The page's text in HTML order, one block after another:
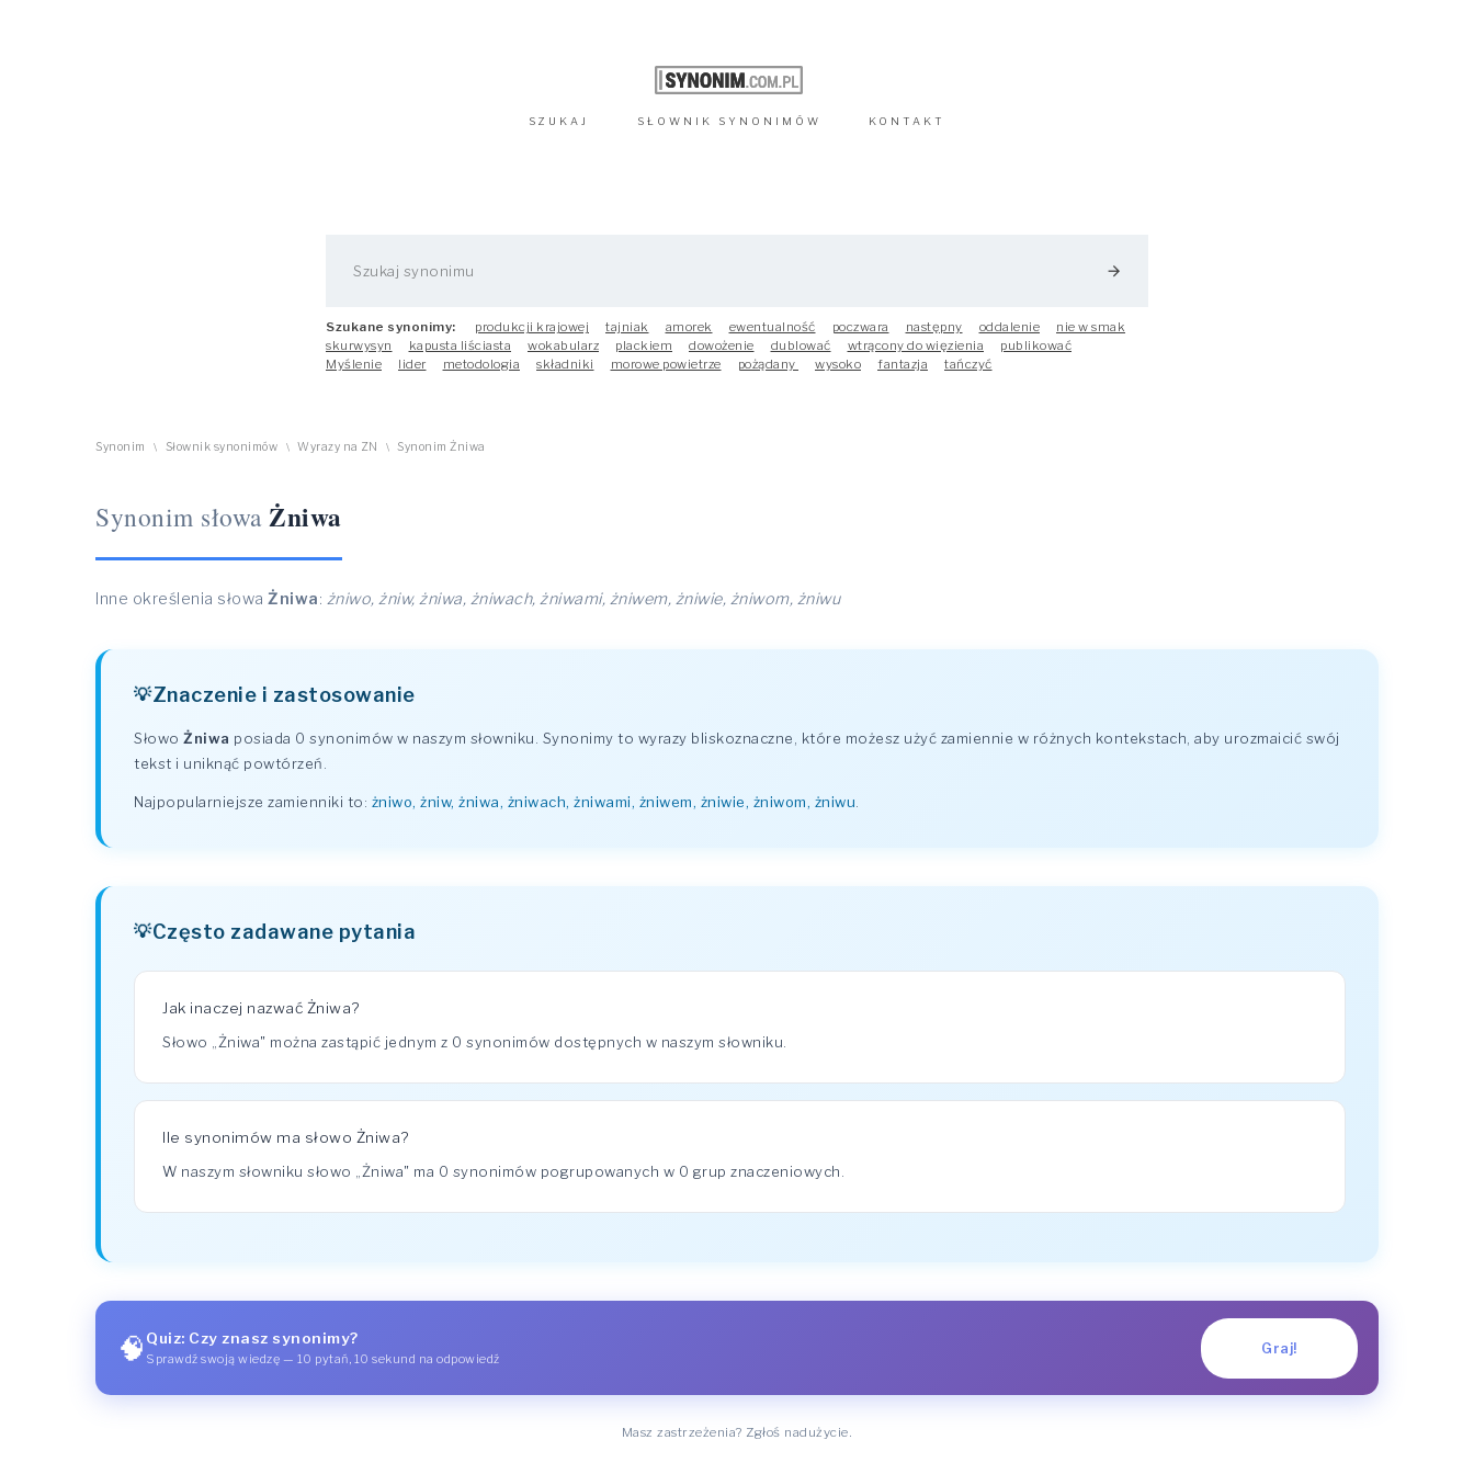
SZUKAJ SŁOWNIK SYNONIMÓW KONTAKT
arrow_forward
Szukane synonimy: produkcji krajowej tajniak amorek ewentualność poczwara następny oddalenie
nie w smak
skurwysyn
kapusta liściasta wokabularz plackiem dowożenie dublować wtrącony do więzienia
publikować
Myślenie
lider metodologia składniki morowe powietrze pożądany wysoko fantazja tańczyć
Synonim \ Słownik synonimów \ Wyrazy na ZN \ Synonim Żniwa
Synonim słowa Żniwa
Inne określenia słowa Żniwa: żniwo, żniw, żniwa, żniwach, żniwami, żniwem, żniwie, żniwom, żniwu
Znaczenie i zastosowanie
Słowo Żniwa posiada 0 synonimów w naszym słowniku. Synonimy to wyrazy bliskoznaczne, które możesz użyć zamiennie w różnych kontekstach, aby urozmaicić swój
tekst i uniknąć powtórzeń.
Najpopularniejsze zamienniki to: żniwo, żniw, żniwa, żniwach, żniwami, żniwem, żniwie, żniwom, żniwu
Często zadawane pytania
Jak inaczej nazwać Żniwa?
Słowo „Żniwa" można zastąpić jednym z 0 synonimów dostępnych w naszym słowniku.
Ile synonimów ma słowo Żniwa?
W naszym słowniku słowo „Żniwa" ma 0 synonimów pogrupowanych w 0 grup znaczeniowych.
🧠 Quiz: Czy znasz synonimy?
Sprawdź swoją wiedzę — 10 pytań, 10 sekund na odpowiedź
Graj!
Masz zastrzeżenia? Zgłoś nadużycie.